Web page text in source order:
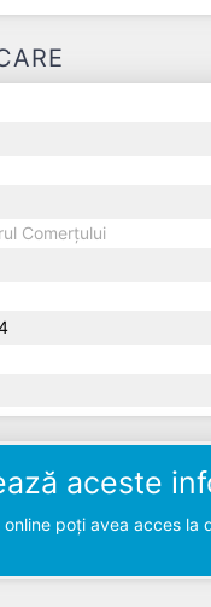
Comerțului
aceste
poți avea acces